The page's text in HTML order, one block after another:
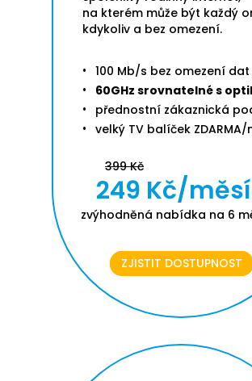
na kterém může být každý
kdykoliv a bez omezení.
100 Mb/s bez omezení dat
60GHz srovnatelné s
přednostní zákaznická
velký TV balíček
399 Kč
249 Kč/
zvýhodněná nabídka na 6
ZJISTIT DOSTUPNOST